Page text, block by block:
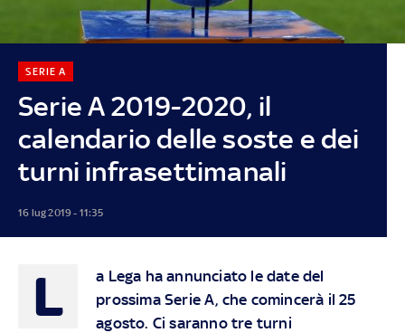
Serie A 2019-2020, il
calendario delle soste e dei
turni infrasettimanali
SERIE A
16 lug 2019 - 11:35
L
a Lega ha annunciato le date del
prossima Serie A, che comincerà il 25
agosto. Ci saranno tre turni